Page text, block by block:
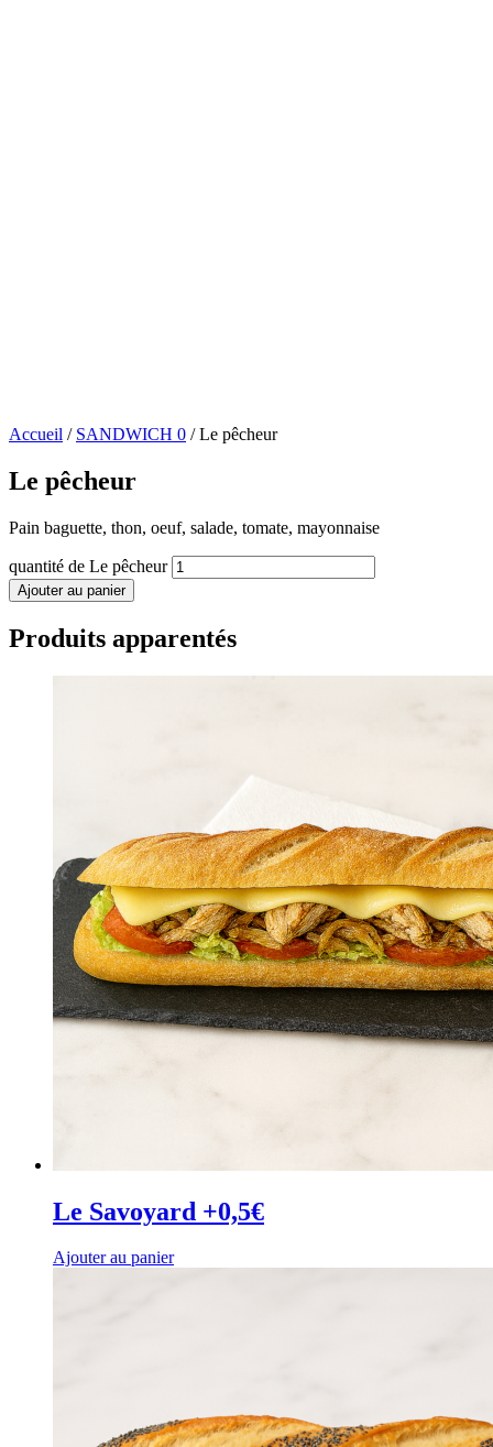
Accueil / SANDWICH 0 / Le pêcheur
Le pêcheur
Pain baguette, thon, oeuf, salade, tomate, mayonnaise
quantité de Le pêcheur
Ajouter au panier
Produits apparentés
Le Savoyard +0,5€
Ajouter au panier